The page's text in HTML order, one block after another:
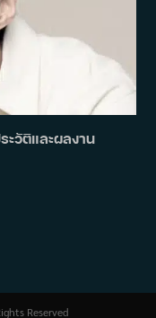
ะวัติและผลงาน
Reserved